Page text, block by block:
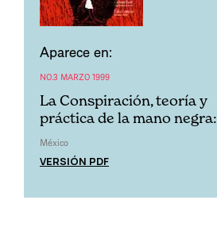
Aparece en:
NO.3 MARZO 1999
La Conspiración, teoría y
práctica de la mano negra:
México
VERSIÓN PDF